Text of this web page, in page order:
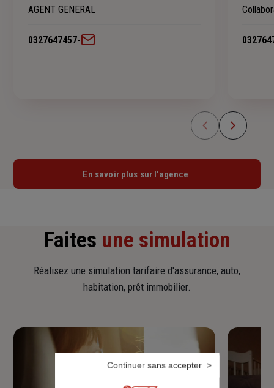
AGENT GENERAL
0327647457-
En savoir plus sur l'agence
Faites une simulation
Réalisez une simulation tarifaire d'assurance, auto,
habitation, prêt immobilier.
Continuer sans accepter